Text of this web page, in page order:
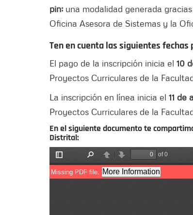
pin; una modalidad generada
Oficina Asesora de Sistemas y la
Ten en cuenta las siguientes fechas
El pago de la inscripción inicia el 10
Proyectos Curriculares de la
La inscripción en línea inicia el 11 de
Proyectos Curriculares de la
En el siguiente documento te
Distrital: